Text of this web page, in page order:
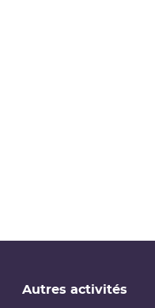
Autres activités